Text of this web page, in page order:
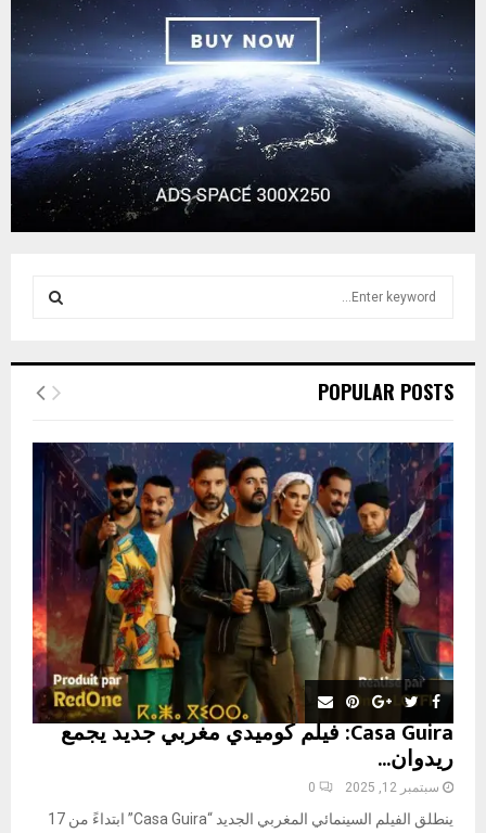
h
o
r
E
R
C
POPULAR POSTS
Casa Guira: فيلم كوميدي مغربي جديد يجمع
ريدوان...
سبتمبر 12, 2025 0
ينطلق الفيلم السينمائي المغربي الجديد “Casa Guira” ابتداءً من 17